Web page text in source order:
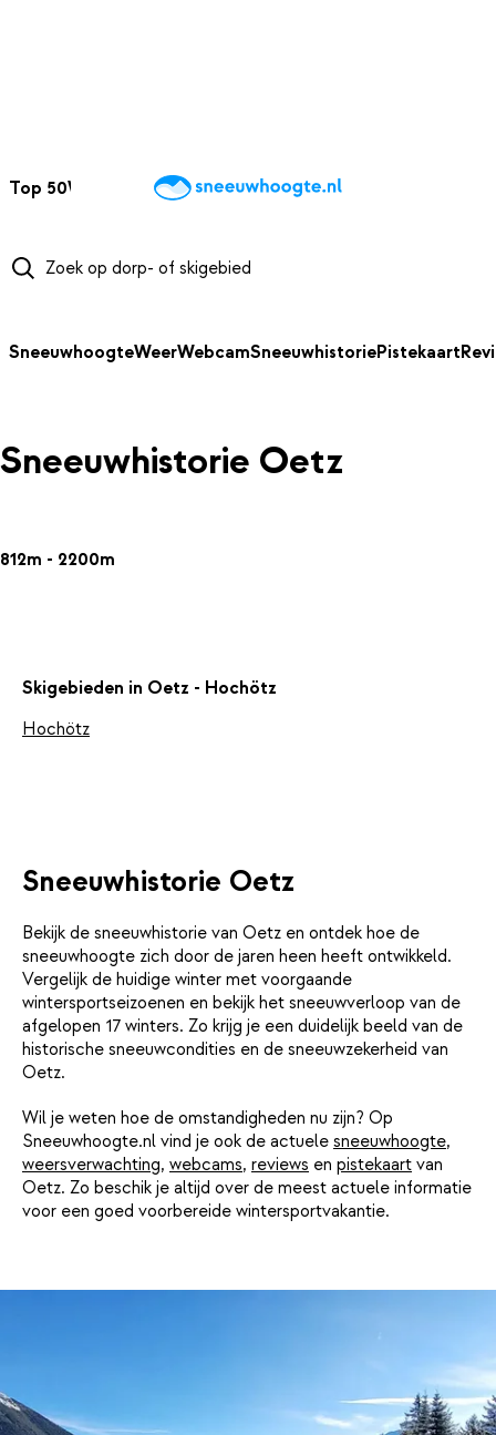
Top 50Webcams WintersportweerKaarten
SneeuwhoogteWeerWebcamSneeuwhistoriePistekaart
Sneeuwhistorie Oetz
812m - 2200m
Skigebieden in Oetz - Hochötz
Hochötz
Sneeuwhistorie Oetz
Bekijk de sneeuwhistorie van Oetz en ontdek hoe de
sneeuwhoogte zich door de jaren heen heeft ontwikkeld.
Vergelijk de huidige winter met voorgaande
wintersportseizoenen en bekijk het sneeuwverloop van de
afgelopen 17 winters. Zo krijg je een duidelijk beeld van de
historische sneeuwcondities en de sneeuwzekerheid van
Oetz.
Wil je weten hoe de omstandigheden nu zijn? Op
Sneeuwhoogte.nl vind je ook de actuele sneeuwhoogte,
weersverwachting, webcams, reviews en pistekaart van
Oetz. Zo beschik je altijd over de meest actuele informatie
voor een goed voorbereide wintersportvakantie.